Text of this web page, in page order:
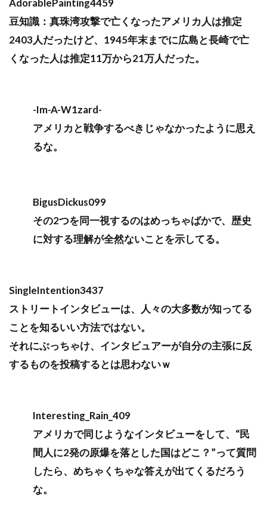
豆知識：真珠湾攻撃で亡くなったアメリカ人は推定
2403人だったけど、1945年末までに広島と長崎で亡
くなった人は推定11万から21万人だった。
-Im-A-W1zard-
アメリカと戦争するべきじゃなかったように思え
るな。
BigusDickus099
その2つを同一視するのはめっちゃばかで、歴史
に対する理解が全然ないことを示してる。
SingleIntention3437
ストリートインタビューは、人々の大多数が知ってる
ことを知るいい方法ではない。
それにぶっちゃけ、インタビュアーが自分の主張に反
するものを投稿するとは思わないｗ
Interesting_Rain_409
アメリカで同じようなインタビューをして、“民
間人に2発の原爆を落とした国はどこ？”って質問
したら、めちゃくちゃな答えが出てくるだろう
な。